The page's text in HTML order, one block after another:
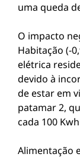
uma queda
O impacto
Habitação (-
elétrica
devido à
de estar em
patamar 2,
cada 100
Alimentação